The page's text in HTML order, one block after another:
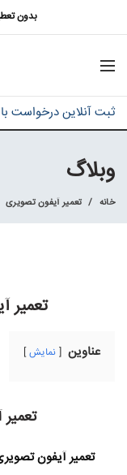
بدون تعطیلی
ثبت آنلاین درخواست با 100 هزار تومان تخفیف
وبلاگ
خانه تعمیر آیفون تصویری
تعمیر
عناوین نمایش
تعمیر آیفون